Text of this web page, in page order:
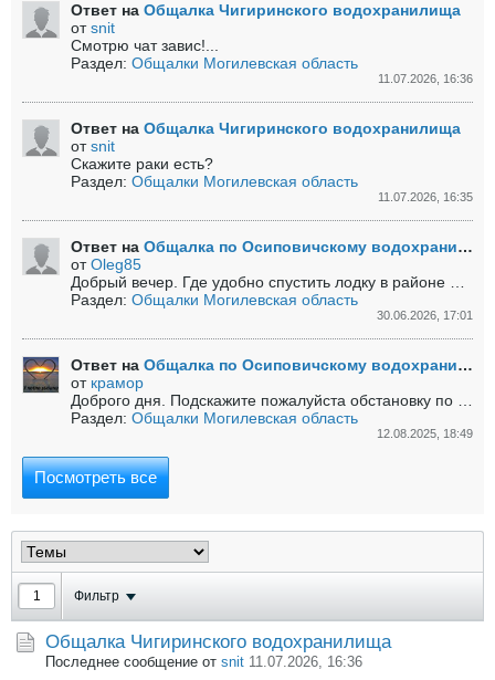
Ответ на Общалка Чигиринского водохранилища
отsnit
Смотрю чат завис!...
Раздел: Общалки Могилевская область
11.07.2026, 16:36
Ответ на Общалка Чигиринского водохранилища
отsnit
Скажите раки есть?
Раздел: Общалки Могилевская область
11.07.2026, 16:35
Ответ на Общалка по Осиповичскому водохранилищу
отOleg85
Раздел: Общалки Могилевская область
30.06.2026, 17:01
Ответ на Общалка по Осиповичскому водохранилищу
от крамор
Раздел: Общалки Могилевская область
12.08.2025, 18:49
Посмотреть все
Фильтр
Общалка Чигиринского водохранилища
Последнее сообщение от snit 11.07.2026, 16:36